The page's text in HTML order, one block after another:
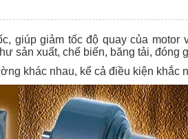
giúp giảm tốc độ quay của motor
sản xuất, chế biến, băng tải, đóng
khác nhau, kể cả điều kiện khắc